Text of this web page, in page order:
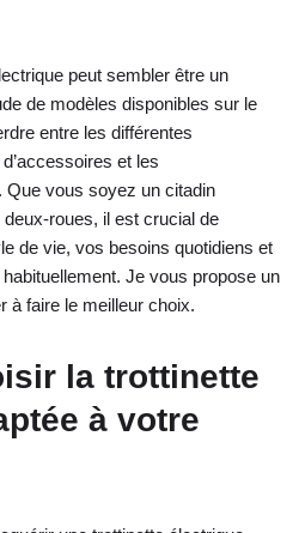
peut sembler être un
de modèles disponibles sur le
entre les différentes
et les
Que vous soyez un citadin
roues, il est crucial de
de vie, vos besoins quotidiens et
Je vous propose un
à faire le meilleur choix.
la trottinette
à votre